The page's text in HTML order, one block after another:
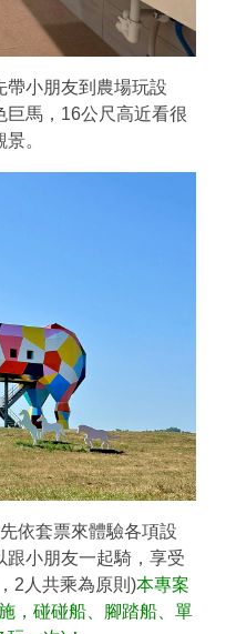
帶小朋友到農場玩設
巨馬，16公尺高近看很
。
依套票來體驗各項設
跟小朋友一起騎，享受
2人共乘為原則)本專案
，碰碰船、腳踏船、單